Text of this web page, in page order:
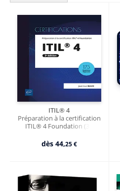
ITIL® 4
Préparation à la certification
ITIL® 4 Foundation (3e
dès 44,25 €